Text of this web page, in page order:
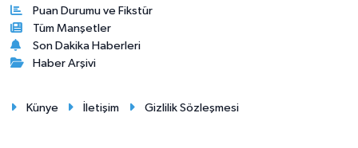
Puan Durumu ve Fikstür
Tüm Manşetler
Son Dakika Haberleri
Haber Arşivi
Künye İletişim Gizlilik Sözleşmesi